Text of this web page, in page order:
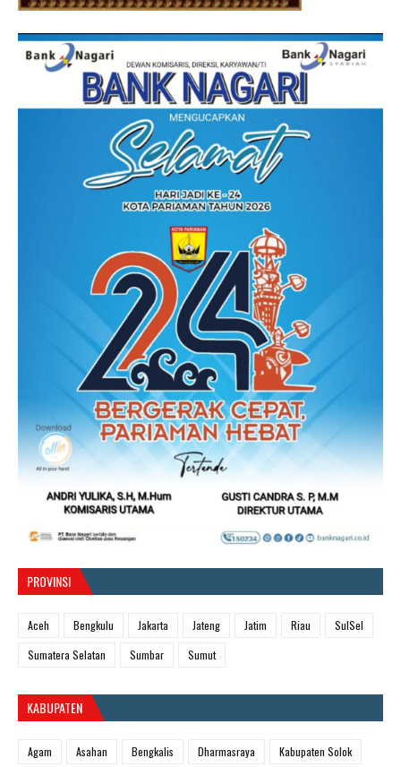
PROVINSI
Aceh Bengkulu Jakarta Jateng Jatim Riau
SulSel
Sumatera Selatan
Sumbar Sumut
KABUPATEN
Agam Asahan Bengkalis Dharmasraya
Kabupaten Solok